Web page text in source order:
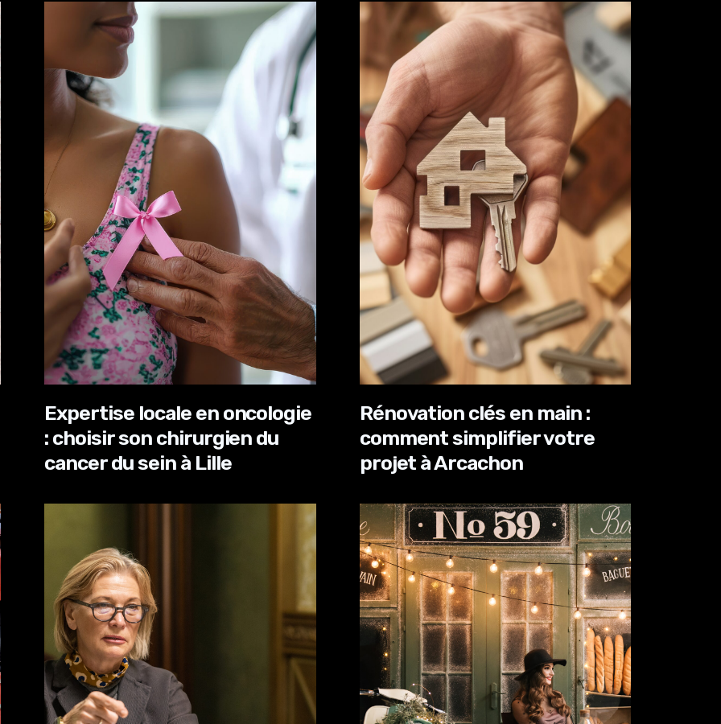
Expertise locale en oncologie
: choisir son chirurgien du
cancer du sein à Lille
Rénovation clés en main :
comment simplifier votre
projet à Arcachon